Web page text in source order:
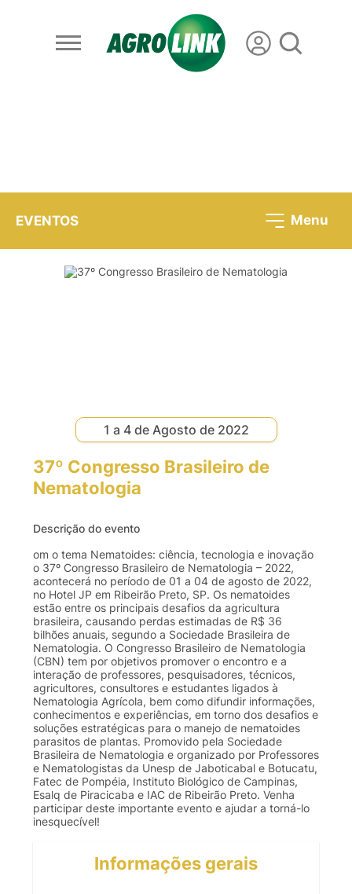
EVENTOS Menu
1 a 4 de Agosto de 2022
37º Congresso Brasileiro de
Nematologia
Descrição do evento
om o tema Nematoides: ciência, tecnologia e inovação
o 37º Congresso Brasileiro de Nematologia – 2022,
acontecerá no período de 01 a 04 de agosto de 2022,
no Hotel JP em Ribeirão Preto, SP. Os nematoides
estão entre os principais desafios da agricultura
brasileira, causando perdas estimadas de R$ 36
bilhões anuais, segundo a Sociedade Brasileira de
Nematologia. O Congresso Brasileiro de Nematologia
(CBN) tem por objetivos promover o encontro e a
interação de professores, pesquisadores, técnicos,
agricultores, consultores e estudantes ligados à
Nematologia Agrícola, bem como difundir informações,
conhecimentos e experiências, em torno dos desafios e
soluções estratégicas para o manejo de nematoides
parasitos de plantas. Promovido pela Sociedade
Brasileira de Nematologia e organizado por Professores
e Nematologistas da Unesp de Jaboticabal e Botucatu,
Fatec de Pompéia, Instituto Biológico de Campinas,
Esalq de Piracicaba e IAC de Ribeirão Preto. Venha
participar deste importante evento e ajudar a torná-lo
inesquecível!
Informações gerais